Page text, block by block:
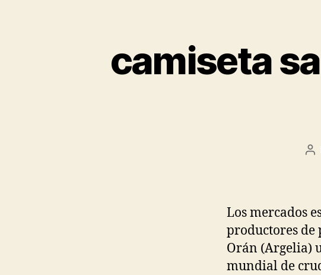
camiseta
Los mercados
productores de
Orán (Argelia)
mundial de